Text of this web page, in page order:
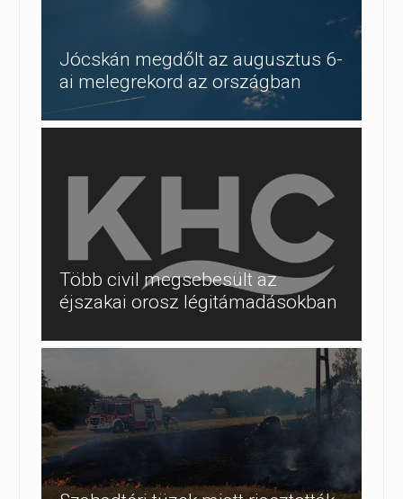
Jócskán megdőlt az augusztus 6-
ai melegrekord az országban
Több civil megsebesült az
éjszakai orosz légitámadásokban